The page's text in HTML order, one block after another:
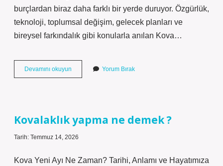
burçlardan biraz daha farklı bir yerde duruyor. Özgürlük,
teknoloji, toplumsal değişim, gelecek planları ve
bireysel farkındalık gibi konularla anılan Kova…
Devamını okuyun Kovalaklık
yapma
Yorum Bırak
Kovalaklık yapma ne demek ?
Tarih: Temmuz 14, 2026
Kova Yeni Ayı Ne Zaman? Tarihi, Anlamı ve Hayatımıza